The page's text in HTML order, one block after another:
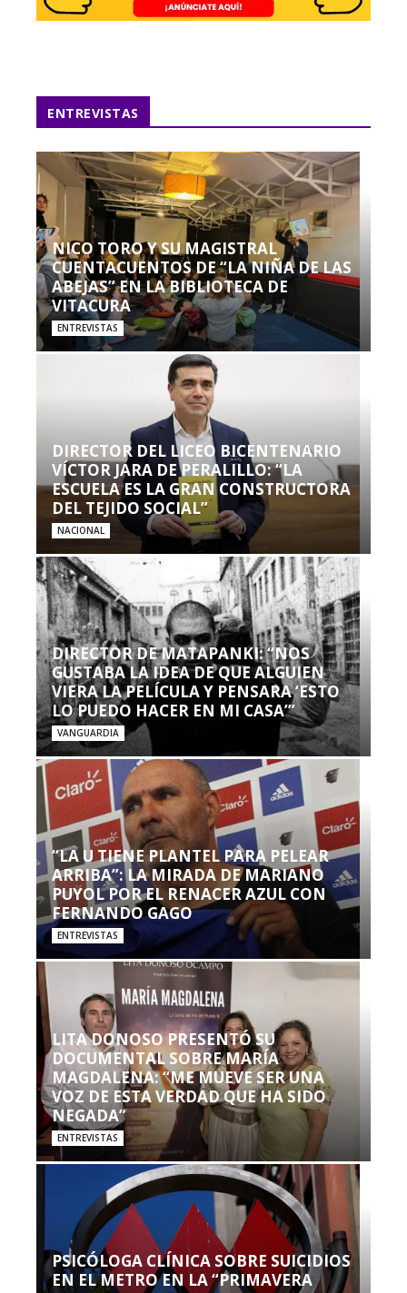
ENTREVISTAS
NICO TORO Y SU MAGISTRAL
CUENTACUENTOS DE “LA NIÑA DE LAS
ABEJAS” EN LA BIBLIOTECA DE
VITACURA
ENTREVISTAS
DIRECTOR DEL LICEO BICENTENARIO
VÍCTOR JARA DE PERALILLO: “LA
ESCUELA ES LA GRAN CONSTRUCTORA
DEL TEJIDO SOCIAL”
NACIONAL
DIRECTOR DE MATAPANKI: “NOS
GUSTABA LA IDEA DE QUE ALGUIEN
VIERA LA PELÍCULA Y PENSARA ‘ESTO
LO PUEDO HACER EN MI CASA’”
VANGUARDIA
“LA U TIENE PLANTEL PARA PELEAR
ARRIBA”: LA MIRADA DE MARIANO
PUYOL POR EL RENACER AZUL CON
FERNANDO GAGO
ENTREVISTAS
LITA DONOSO PRESENTÓ SU
DOCUMENTAL SOBRE MARÍA
MAGDALENA: “ME MUEVE SER UNA
VOZ DE ESTA VERDAD QUE HA SIDO
NEGADA”
ENTREVISTAS
PSICÓLOGA CLÍNICA SOBRE SUICIDIOS
EN EL METRO EN LA “PRIMAVERA